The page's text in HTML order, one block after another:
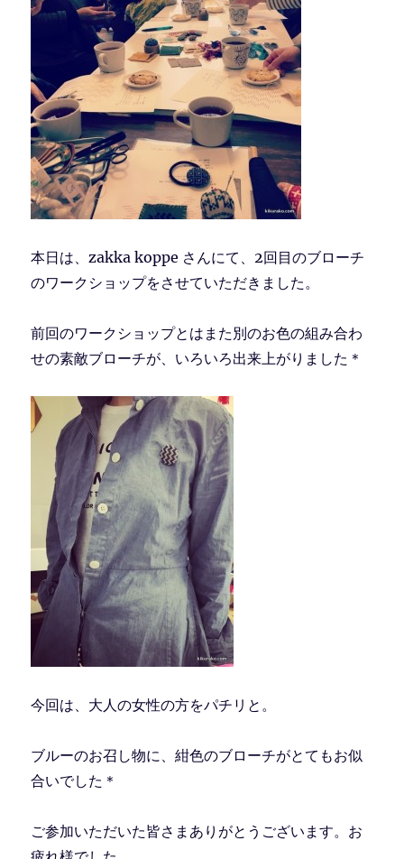
本日は、zakka koppe さんにて、2回目のブローチ
のワークショップをさせていただきました。
前回のワークショップとはまた別のお色の組み合わ
せの素敵ブローチが、いろいろ出来上がりました＊
今回は、大人の女性の方をパチリと。
ブルーのお召し物に、紺色のブローチがとてもお似
合いでした＊
ご参加いただいた皆さまありがとうございます。お